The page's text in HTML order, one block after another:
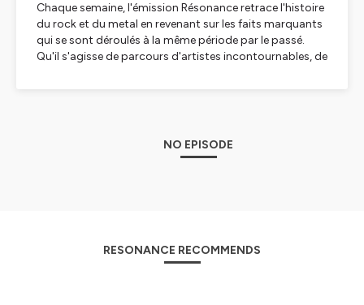
Chaque semaine, l'émission Résonance retrace l'histoire
du rock et du metal en revenant sur les faits marquants
qui se sont déroulés à la même période par le passé.
Qu'il s'agisse de parcours d'artistes incontournables, de
Hébergé par Ausha. Visitezausha.co/politique-de-
pour plus d'informations.
NO EPISODE
RESONANCE RECOMMENDS